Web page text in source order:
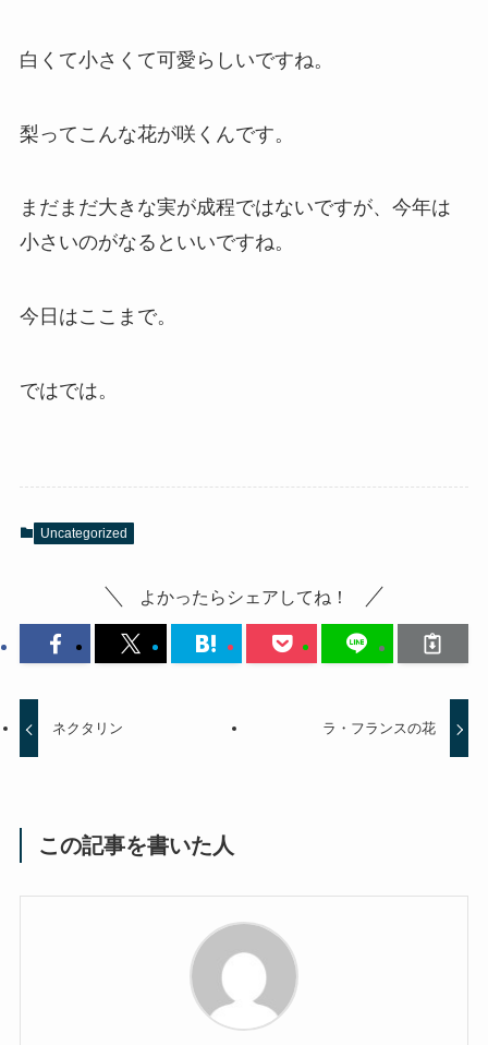
白くて小さくて可愛らしいですね。
梨ってこんな花が咲くんです。
まだまだ大きな実が成程ではないですが、今年は
小さいのがなるといいですね。
今日はここまで。
ではでは。
Uncategorized
よかったらシェアしてね！
ネクタリン ラ・フランスの花
この記事を書いた人